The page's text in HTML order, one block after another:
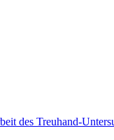
des Treuhand-